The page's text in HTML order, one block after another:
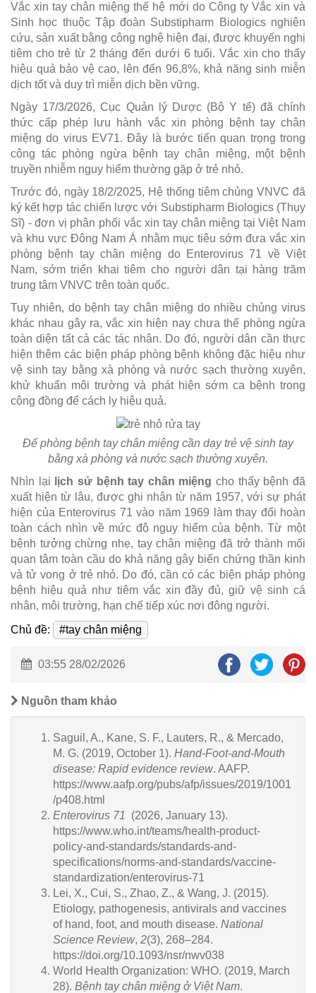
Vắc xin tay chân miệng thế hệ mới do Công ty Vắc xin và
Sinh học thuộc Tập đoàn Substipharm Biologics nghiên
cứu, sản xuất bằng công nghệ hiện đại, được khuyến nghị
tiêm cho trẻ từ 2 tháng đến dưới 6 tuổi. Vắc xin cho thấy
hiệu quả bảo vệ cao, lên đến 96,8%, khả năng sinh miễn
dịch tốt và duy trì miễn dịch bền vững.
Ngày 17/3/2026, Cục Quản lý Dược (Bộ Y tế) đã chính
thức cấp phép lưu hành vắc xin phòng bệnh tay chân
miệng do virus EV71. Đây là bước tiến quan trọng trong
công tác phòng ngừa bệnh tay chân miệng, một bệnh
truyền nhiễm nguy hiểm thường gặp ở trẻ nhỏ.
Trước đó, ngày 18/2/2025, Hệ thống tiêm chủng VNVC đã
ký kết hợp tác chiến lược với Substipharm Biologics (Thụy
Sĩ) - đơn vị phân phối vắc xin tay chân miệng tại Việt Nam
và khu vực Đông Nam Á nhằm mục tiêu sớm đưa vắc xin
phòng bệnh tay chân miệng do Enterovirus 71 về Việt
Nam, sớm triển khai tiêm cho người dân tại hàng trăm
trung tâm VNVC trên toàn quốc.
Tuy nhiên, do bệnh tay chân miệng do nhiều chủng virus
khác nhau gây ra, vắc xin hiện nay chưa thể phòng ngừa
toàn diện tất cả các tác nhân. Do đó, người dân cần thực
hiện thêm các biện pháp phòng bệnh không đặc hiệu như
vệ sinh tay bằng xà phòng và nước sạch thường xuyên,
khử khuẩn môi trường và phát hiện sớm ca bệnh trong
cộng đồng để cách ly hiệu quả.
Để phòng bệnh tay chân miệng cần dạy trẻ vệ sinh tay
bằng xà phòng và nước sạch thường xuyên.
Nhìn lại
lịch sử bệnh tay chân miệng cho thấy bệnh đã
xuất hiện từ lâu, được ghi nhận từ năm 1957, với sự phát
hiện của Enterovirus 71 vào năm 1969 làm thay đổi hoàn
toàn cách nhìn về mức độ nguy hiểm của bệnh. Từ một
bệnh tưởng chừng nhẹ, tay chân miệng đã trở thành mối
quan tâm toàn cầu do khả năng gây biến chứng thần kinh
và tử vong ở trẻ nhỏ. Do đó, cần có các biện pháp phòng
bệnh hiệu quả như tiêm vắc xin đầy đủ, giữ vệ sinh cá
nhân, môi trường, hạn chế tiếp xúc nơi đông người.
Chủ đề:
#tay chân miệng
03:55 28/02/2026
Nguồn tham khảo
Saguil, A., Kane, S. F., Lauters, R., & Mercado,
M. G. (2019, October 1). Hand-Foot-and-Mouth
disease: Rapid evidence review. AAFP.
https://www.aafp.org/pubs/afp/issues/2019/1001
/p408.html
Enterovirus 71
(2026, January 13).
https://www.who.int/teams/health-product-
policy-and-standards/standards-and-
specifications/norms-and-standards/vaccine-
standardization/enterovirus-71
Lei, X., Cui, S., Zhao, Z., & Wang, J. (2015).
Etiology, pathogenesis, antivirals and vaccines
of hand, foot, and mouth disease. National
Science Review, 2(3), 268–284.
https://doi.org/10.1093/nsr/nwv038
World Health Organization: WHO. (2019, March
28). Bệnh tay chân miệng ở Việt Nam.